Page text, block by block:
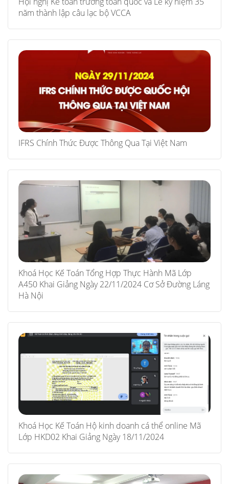
năm thành lập câu lạc bộ VCCA
IFRS Chính Thức Được Thông Qua Tại Việt Nam
Khoá Học Kế Toán Tổng Hợp Thực Hành Mã Lớp
A450 Khai Giảng Ngày 22/11/2024 Cơ Sở Đường Láng
Hà Nội
Khoá Học Kế Toán Hộ kinh doanh cá thể online Mã
Lớp HKD02 Khai Giảng Ngày 18/11/2024